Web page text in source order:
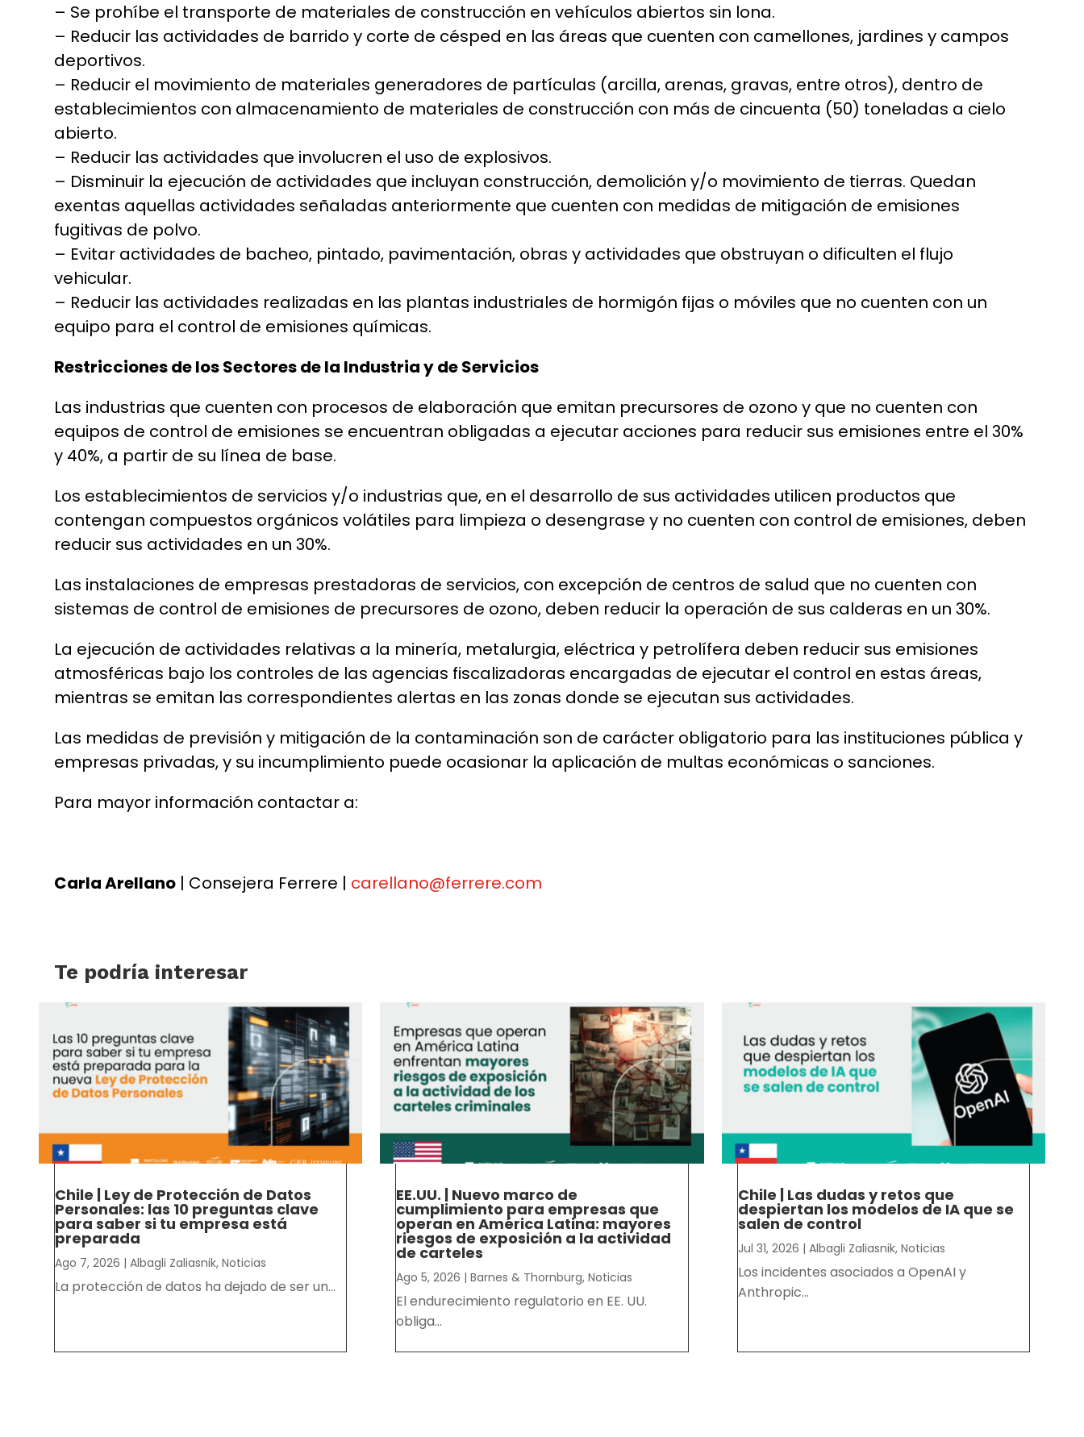
– Se prohíbe el transporte de materiales de construcción en vehículos abiertos sin lona.
– Reducir las actividades de barrido y corte de césped en las áreas que cuenten con camellones, jardines y campos
deportivos.
– Reducir el movimiento de materiales generadores de partículas (arcilla, arenas, gravas, entre otros), dentro de
establecimientos con almacenamiento de materiales de construcción con más de cincuenta (50) toneladas a cielo
abierto.
– Reducir las actividades que involucren el uso de explosivos.
– Disminuir la ejecución de actividades que incluyan construcción, demolición y/o movimiento de tierras. Quedan
exentas aquellas actividades señaladas anteriormente que cuenten con medidas de mitigación de emisiones
fugitivas de polvo.
– Evitar actividades de bacheo, pintado, pavimentación, obras y actividades que obstruyan o dificulten el flujo
vehicular.
– Reducir las actividades realizadas en las plantas industriales de hormigón fijas o móviles que no cuenten con un
equipo para el control de emisiones químicas.
Restricciones de los Sectores de la Industria y de Servicios
Las industrias que cuenten con procesos de elaboración que emitan precursores de ozono y que no cuenten con
equipos de control de emisiones se encuentran obligadas a ejecutar acciones para reducir sus emisiones entre el 30%
y 40%, a partir de su línea de base.
Los establecimientos de servicios y/o industrias que, en el desarrollo de sus actividades utilicen productos que
contengan compuestos orgánicos volátiles para limpieza o desengrase y no cuenten con control de emisiones, deben
reducir sus actividades en un 30%.
Las instalaciones de empresas prestadoras de servicios, con excepción de centros de salud que no cuenten con
sistemas de control de emisiones de precursores de ozono, deben reducir la operación de sus calderas en un 30%.
La ejecución de actividades relativas a la minería, metalurgia, eléctrica y petrolífera deben reducir sus emisiones
atmosféricas bajo los controles de las agencias fiscalizadoras encargadas de ejecutar el control en estas áreas,
mientras se emitan las correspondientes alertas en las zonas donde se ejecutan sus actividades.
Las medidas de previsión y mitigación de la contaminación son de carácter obligatorio para las instituciones pública y
empresas privadas, y su incumplimiento puede ocasionar la aplicación de multas económicas o sanciones.
Para mayor información contactar a:
Carla Arellano | Consejera Ferrere | carellano@ferrere.com
Te podría interesar
Chile | Ley de Protección de Datos
Personales: las 10 preguntas clave
para saber si tu empresa está
preparada
Ago 7, 2026 |Albagli Zaliasnik,Noticias
La protección de datos ha dejado de ser un...
EE.UU. | Nuevo marco de
cumplimiento para empresas que
operan en América Latina: mayores
riesgos de exposición a la actividad
de carteles
Ago 5, 2026 |Barnes & Thornburg,Noticias
El endurecimiento regulatorio en EE. UU.
obliga...
Chile | Las dudas y retos que
despiertan los modelos de IA que se
salen de control
Jul 31, 2026 | Albagli Zaliasnik, Noticias
Los incidentes asociados a OpenAI y
Anthropic...